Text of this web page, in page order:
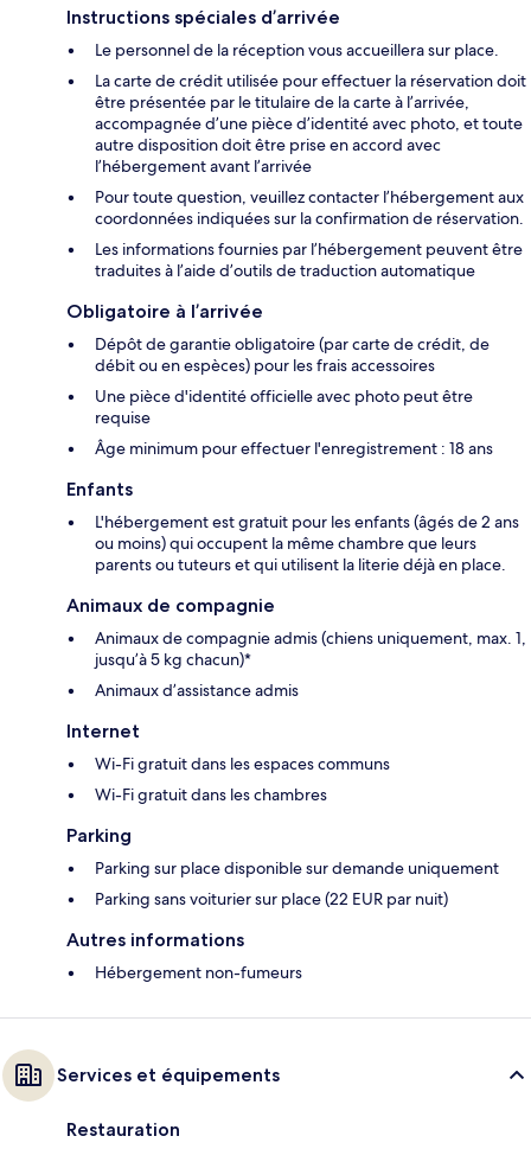
Instructions spéciales d’arrivée
Le personnel de la réception vous accueillera sur place.
La carte de crédit utilisée pour effectuer la réservation doit
être présentée par le titulaire de la carte à l’arrivée,
accompagnée d’une pièce d’identité avec photo, et toute
autre disposition doit être prise en accord avec
l’hébergement avant l’arrivée
Pour toute question, veuillez contacter l’hébergement aux
coordonnées indiquées sur la confirmation de réservation.
Les informations fournies par l’hébergement peuvent être
traduites à l’aide d’outils de traduction automatique
Obligatoire à l’arrivée
Dépôt de garantie obligatoire (par carte de crédit, de
débit ou en espèces) pour les frais accessoires
Une pièce d'identité officielle avec photo peut être
requise
Âge minimum pour effectuer l'enregistrement : 18 ans
Enfants
L'hébergement est gratuit pour les enfants (âgés de 2 ans
ou moins) qui occupent la même chambre que leurs
parents ou tuteurs et qui utilisent la literie déjà en place.
Animaux de compagnie
Animaux de compagnie admis (chiens uniquement, max. 1,
jusqu’à 5 kg chacun)*
Animaux d’assistance admis
Internet
Wi-Fi gratuit dans les espaces communs
Wi-Fi gratuit dans les chambres
Parking
Parking sur place disponible sur demande uniquement
Parking sans voiturier sur place (22 EUR par nuit)
Autres informations
Hébergement non-fumeurs
Services et équipements
Restauration